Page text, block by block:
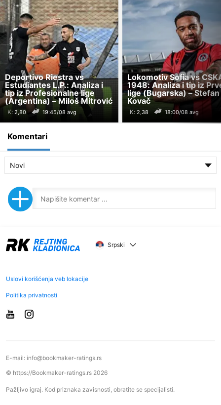
Deportivo Riestra vs
Estudiantes L.P.: Analiza i
tip iz Profesionalne lige
(Argentina) – Miloš Mitrović
K: 19:45/08 avg
Lokomotiv Sofia vs
1948: Analiza i tip iz
lige (Bugarska) – Stefan
Kovač
K: 18:00/08 avg
Komentari
Novi
Srpski
Uslovi korišćenja veb lokacije
Politika privatnosti
E-mail: info@bookmaker-ratings.rs
© https://Bookmaker-ratings.rs 2026
Pažljivo igraj. Kod priznaka zavisnosti, obratite se specijalisti.